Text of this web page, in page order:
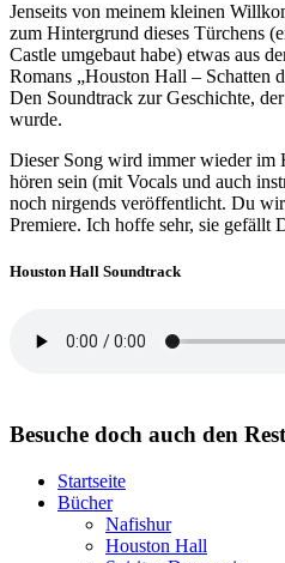
Jenseits von meinem kleinen
zum Hintergrund dieses Türchens
Castle umgebaut habe) etwas aus
Romans „Houston Hall – Schatten
Den Soundtrack zur Geschichte,
wurde.
Dieser Song wird immer wieder im
hören sein (mit Vocals und auch
noch nirgends veröffentlicht. Du
Premiere. Ich hoffe sehr, sie gefällt
Houston Hall Soundtrack
Besuche doch auch den
Startseite
Bücher
Nafishur
Houston Hall